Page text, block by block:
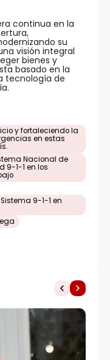
continua en la
su
visión integral
bienes y
basado en la
tecnología de
y fortaleciendo la
en estas
Nacional de
9-1-1 en los
9-1-1 en